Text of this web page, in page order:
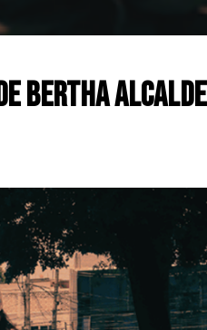
Bertha Alcalde